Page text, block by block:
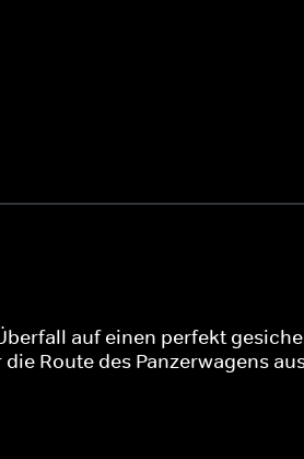
auf einen perfekt
Route des Panzerwagens